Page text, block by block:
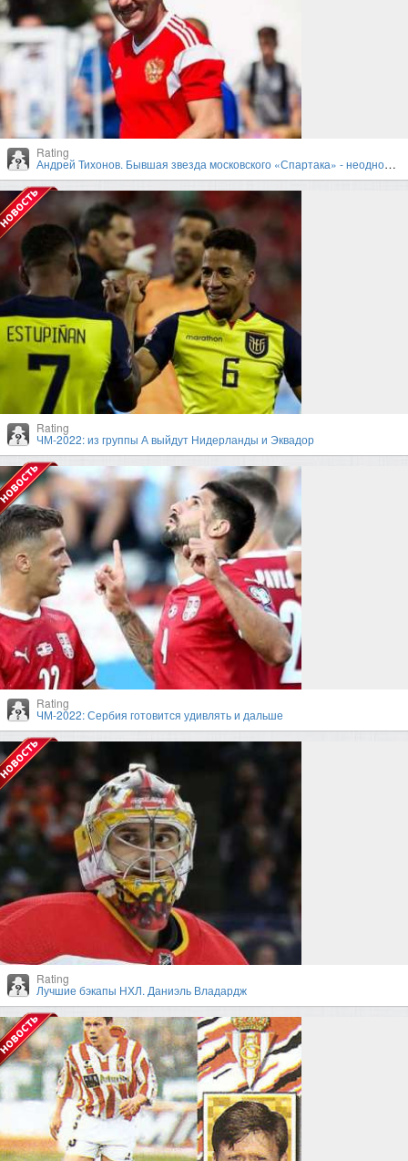
Rating
Андрей Тихонов. Бывшая звезда московского «Спартака» - неоднозначный тренер
Rating
ЧМ-2022: из группы А выйдут Нидерланды и Эквадор
Rating
ЧМ-2022: Сербия готовится удивлять и дальше
Rating
Лучшие бэкапы НХЛ. Даниэль Владардж